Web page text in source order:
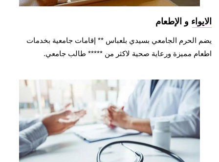
الايواء و الإطعام
يضم الحرم الجامعي بسيدي بلعباس ** إقامات جامعية بخدمات
اطعام مميزة ورعاية صحية لاكثر من ***** طالب جامعي.